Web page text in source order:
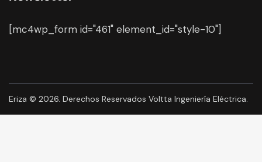
[mc4wp_form id="461" element_id="style-10"]
Eriza © 2026. Derechos Reservados Voltta Ingeniería Eléctrica.